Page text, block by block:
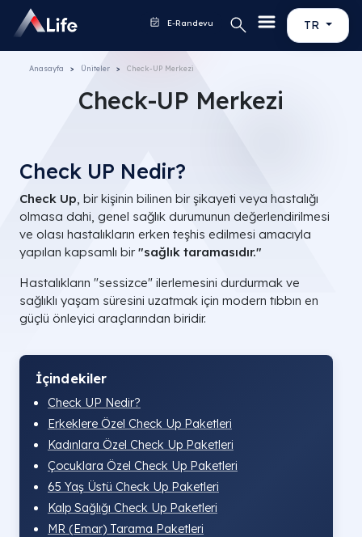
TR
E-Randevu
Anasayfa Üniteler Check-UP Merkezi
Check-UP Merkezi
Check UP Nedir?
Check Up, bir kişinin bilinen bir şikayeti veya hastalığı
olmasa dahi, genel sağlık durumunun değerlendirilmesi
ve olası hastalıkların erken teşhis edilmesi amacıyla
yapılan kapsamlı bir"sağlık taramasıdır."
Hastalıkların "sessizce" ilerlemesini durdurmak ve
sağlıklı yaşam süresini uzatmak için modern tıbbın en
güçlü önleyici araçlarından biridir.
İçindekiler
Check UP Nedir?
Erkeklere Özel Check Up Paketleri
Kadınlara Özel Check Up Paketleri
Çocuklara Özel Check Up Paketleri
65 Yaş Üstü Check Up Paketleri
Kalp Sağlığı Check Up Paketleri
MR (Emar) Tarama Paketleri